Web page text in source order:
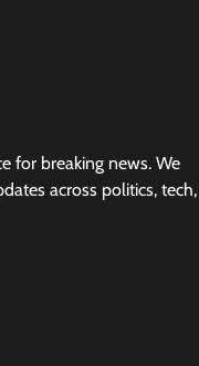
for breaking news. We
across politics, tech,